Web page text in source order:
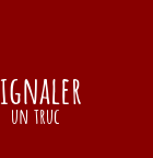
un truc